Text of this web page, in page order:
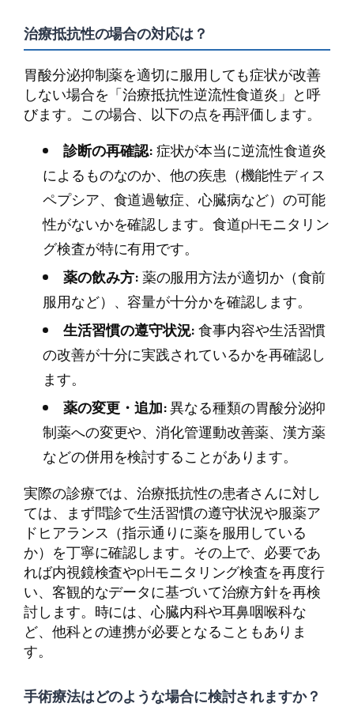
治療抵抗性の場合の対応は？
胃酸分泌抑制薬を適切に服用しても症状が改善
しない場合を「治療抵抗性逆流性食道炎」と呼
びます。この場合、以下の点を再評価します。
診断の再確認:症状が本当に逆流性食道炎
によるものなのか、他の疾患（機能性ディス
ペプシア、食道過敏症、心臓病など）の可能
性がないかを確認します。食道pHモニタリン
グ検査が特に有用です。
薬の飲み方:薬の服用方法が適切か（食前
服用など）、容量が十分かを確認します。
生活習慣の遵守状況:食事内容や生活習慣
の改善が十分に実践されているかを再確認し
ます。
薬の変更・追加:異なる種類の胃酸分泌抑
制薬への変更や、消化管運動改善薬、漢方薬
などの併用を検討することがあります。
実際の診療では、治療抵抗性の患者さんに対し
ては、まず問診で生活習慣の遵守状況や服薬ア
ドヒアランス（指示通りに薬を服用している
か）を丁寧に確認します。その上で、必要であ
れば内視鏡検査やpHモニタリング検査を再度行
い、客観的なデータに基づいて治療方針を再検
討します。時には、心臓内科や耳鼻咽喉科な
ど、他科との連携が必要となることもありま
す。
手術療法はどのような場合に検討されますか？